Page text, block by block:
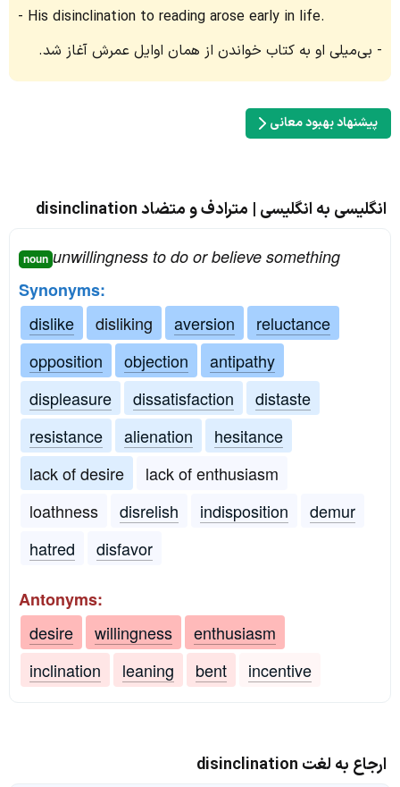
His disinclination to reading arose early in life.
بی‌میلی او به کتاب خواندن از همان اوایل عمرش آغاز شد.
پیشنهاد بهبود معانی
انگلیسی به انگلیسی | مترادف و متضاد disinclination
noun unwillingness to do or believe something
Synonyms:
dislike
disliking aversion
reluctance
opposition
objection
antipathy
displeasure
dissatisfaction
distaste
resistance
alienation
hesitance
lack of desire
lack of enthusiasm
loathness
disrelish indisposition
demur
hatred
disfavor
Antonyms:
desire
willingness
enthusiasm
inclination
leaning bent incentive
ارجاع به لغت disinclination